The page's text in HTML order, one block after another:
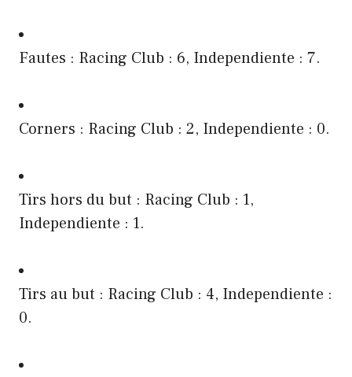
Fautes : Racing Club : 6, Independiente : 7.
Corners : Racing Club : 2, Independiente : 0.
Tirs hors du but : Racing Club : 1,
Independiente : 1.
Tirs au but : Racing Club : 4, Independiente :
0.